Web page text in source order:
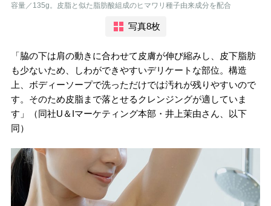
容量／135g。皮脂と似た脂肪酸組成のヒマワリ種子由来成分を配合
写真8枚
「脇の下は肩の動きに合わせて皮膚が伸び縮みし、皮下脂肪
も少ないため、しわができやすいデリケートな部位。構造
上、ボディーソープで洗っただけでは汚れが残りやすいので
す。そのため皮脂まで落とせるクレンジングが適していま
す」（同社U＆Iマーケティング本部・井上茉由さん、以下
同）